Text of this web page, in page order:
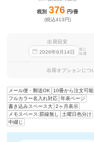
税別 376 円/冊
(税込413円)
出荷目安
2026年9 月14日
迄に
出荷
出荷オプションにつ
メール便・郵送OK 10冊から注文可能
フルカラー名入れ対応 年表ページ
書き込みスペース大 2ヶ月表示
メモスペース:罫線無し
土曜日色分け
中綴じ